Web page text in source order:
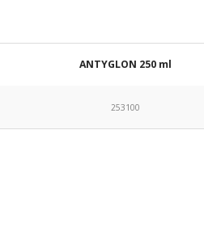
ANTYGLON 250 ml
253100